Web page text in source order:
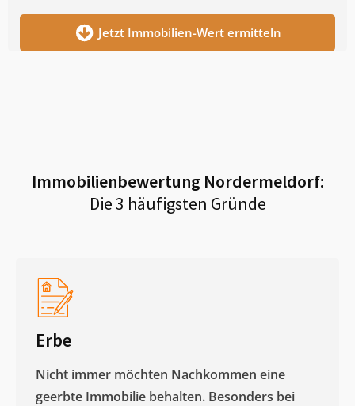
Jetzt Immobilien-Wert ermitteln
Immobilienbewertung Nordermeldorf:
Die 3 häufigsten Gründe
Erbe
Nicht immer möchten Nachkommen eine
geerbte Immobilie behalten. Besonders bei